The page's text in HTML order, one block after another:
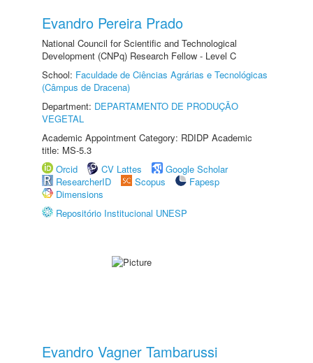
Evandro Pereira Prado
National Council for Scientific and Technological
Development (CNPq) Research Fellow - Level C
School: Faculdade de Ciências Agrárias e Tecnológicas
(Câmpus de Dracena)
Department: DEPARTAMENTO DE PRODUÇÃO
VEGETAL
Academic Appointment Category: RDIDP Academic
title: MS-5.3
Orcid
CV Lattes
Google Scholar
ResearcherID
Scopus
Fapesp
Dimensions
Repositório Institucional UNESP
Evandro Vagner Tambarussi